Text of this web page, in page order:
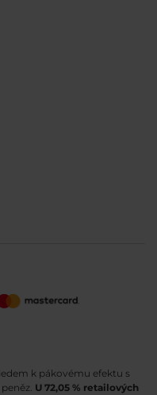
k pákovému efektu s
U 72,05 % retailových